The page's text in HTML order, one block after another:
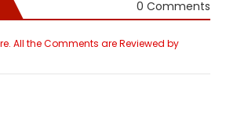
0 Comments
All the Comments are Reviewed by